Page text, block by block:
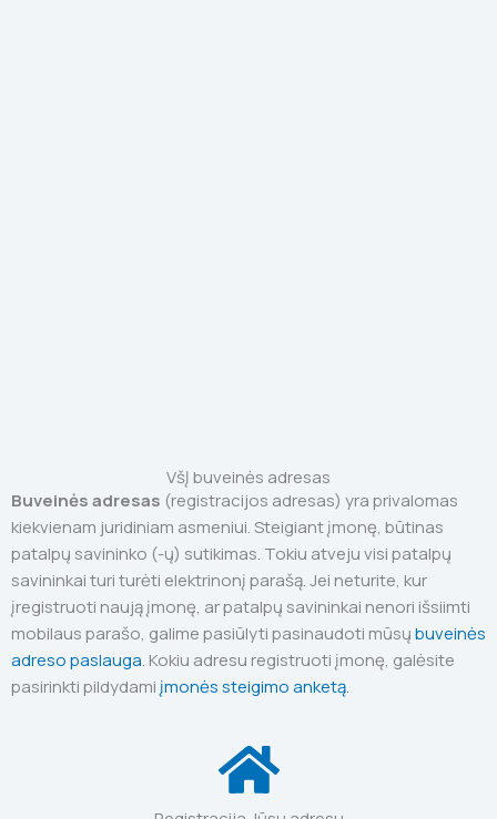
VšĮ buveinės adresas
Buveinės adresas (registracijos adresas) yra privalomas
kiekvienam juridiniam asmeniui. Steigiant įmonę, būtinas
patalpų savininko (-ų) sutikimas. Tokiu atveju visi patalpų
savininkai turi turėti elektrinonį parašą. Jei neturite, kur
įregistruoti naują įmonę, ar patalpų savininkai nenori išsiimti
mobilaus parašo, galime pasiūlyti pasinaudoti mūsųbuveinės
adreso paslauga. Kokiu adresu registruoti įmonę, galėsite
pasirinkti pildydamiįmonės steigimo anketą.